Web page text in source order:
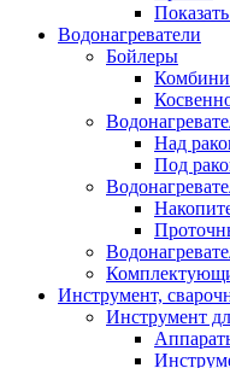
Водонагреватели
Бойлеры
Над
Под
Инструмент,
Инструмент